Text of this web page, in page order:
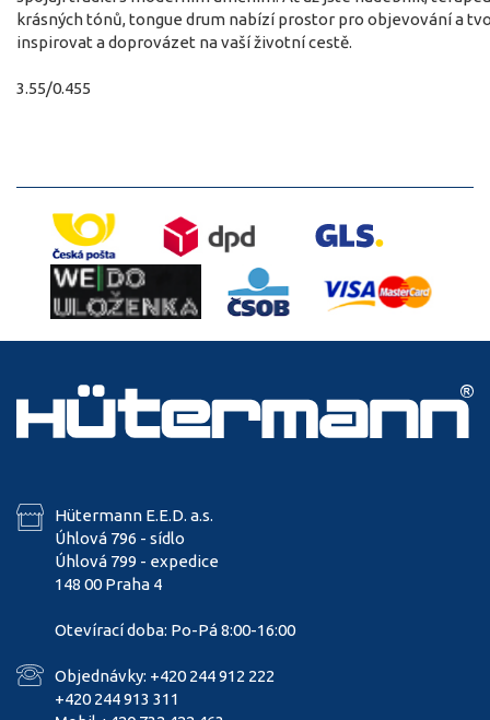
krásných tónů, tongue drum nabízí prostor pro objevování a
inspirovat a doprovázet na vaší životní cestě.
3.55/0.455
Hütermann E.E.D. a.s.
Úhlová 796 - sídlo
Úhlová 799 - expedice
148 00 Praha 4
Otevírací doba: Po-Pá 8:00-16:00
Objednávky: +420 244 912 222
+420 244 913 311